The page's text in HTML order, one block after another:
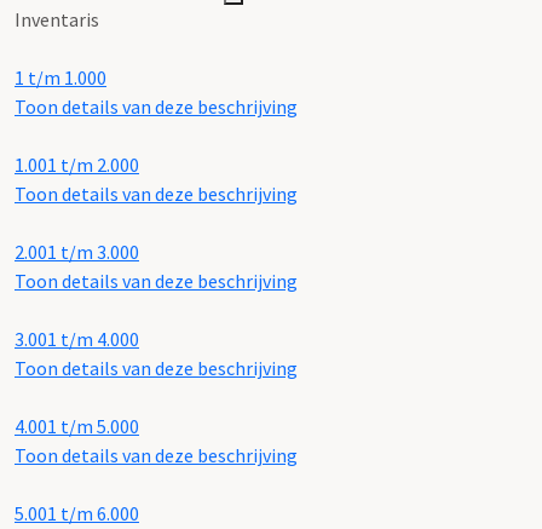
Inventaris
1 t/m 1.000
Toon details van deze beschrijving
1.001 t/m 2.000
Toon details van deze beschrijving
2.001 t/m 3.000
Toon details van deze beschrijving
3.001 t/m 4.000
Toon details van deze beschrijving
4.001 t/m 5.000
Toon details van deze beschrijving
5.001 t/m 6.000